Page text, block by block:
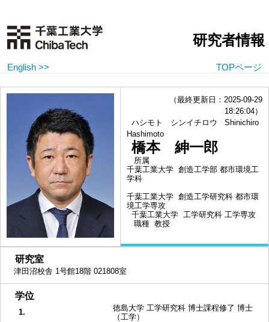
研究者情報
English >> TOPページ
（最終更新日：2025-09-29
18:26:04）
ハシモト シンイチロウ
Shinichiro
Hashimoto
橋本 紳一郎
所属
千葉工業大学 創造工学部 都市環境工
学科
千葉工業大学 創造工学研究科 都市環
境工学専攻
千葉工業大学 工学研究科 工学専攻
職種 教授
研究室
津田沼校舎 1号館18階 021808室
学位
1.
徳島大学 工学研究科 博士課程修了 博士
（工学）